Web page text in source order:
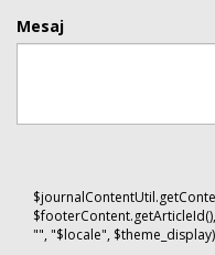
Mesaj
$footerContent.getArticleId(),
"", "$locale", $theme_display)